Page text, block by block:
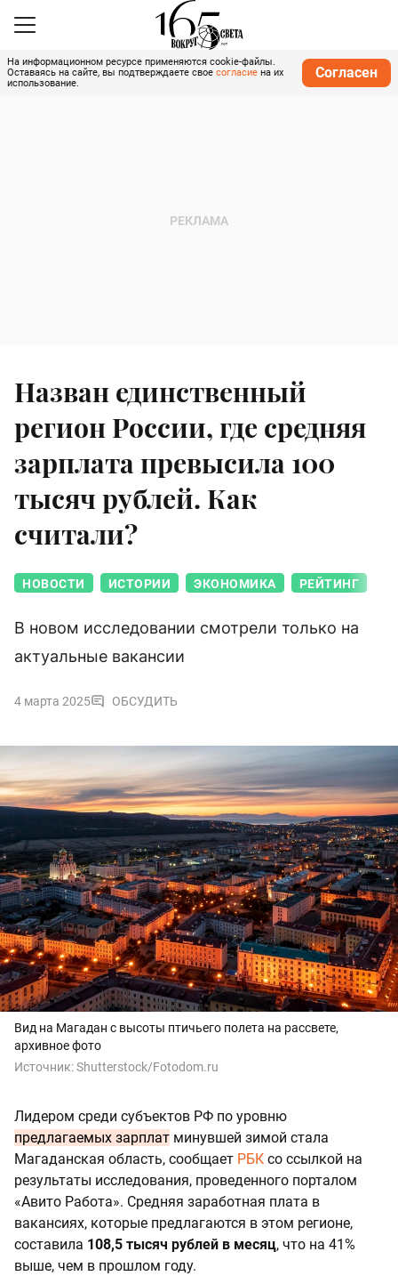
На информационном ресурсе применяются cookie-файлы.
Оставаясь на сайте, вы подтверждаете свое согласие на их
использование.
Согласен
Назван единственный
регион России, где средняя
зарплата превысила 100
тысяч рублей. Как
считали?
НОВОСТИ ИСТОРИИ ЭКОНОМИКА РЕЙТИНГ
В новом исследовании смотрели только на
актуальные вакансии
4 марта 2025 ОБСУДИТЬ
Вид на Магадан с высоты птичьего полета на рассвете,
архивное фото
Источник:Shutterstock/Fotodom.ru
Лидером среди субъектов РФ по уровню
предлагаемых зарплат минувшей зимой стала
Магаданская область, сообщает РБК со ссылкой на
результаты исследования, проведенного порталом
«Авито Работа». Средняя заработная плата в
вакансиях, которые предлагаются в этом регионе,
составила 108,5 тысяч рублей в месяц, что на 41%
выше, чем в прошлом году.